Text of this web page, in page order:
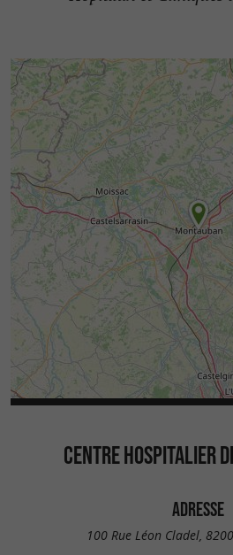
CENTRE HOSPITALIER
ADRESSE
100 Rue Léon Cladel,